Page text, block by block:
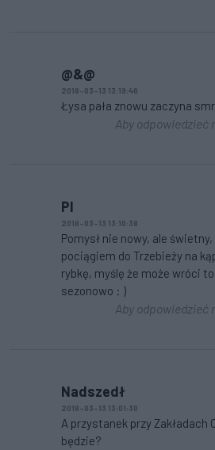
@&@
2018-03-13 13:19:46
Łysa pała znowu zaczyna
Aby odpowiedzieć
Pl
2018-03-13 13:10:38
Pomysł nie nowy, ale
pociągiem do Trzebieży na
rybkę, myślę że może wróci
sezonowo : )
Aby odpowiedzieć
Nadszedł
2018-03-13 13:01:30
A przystanek przy Zakładach
będzie?